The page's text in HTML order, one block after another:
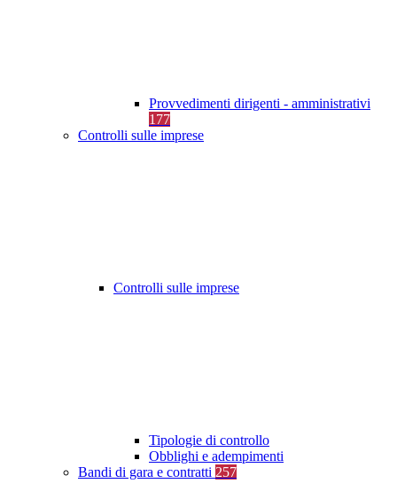
Provvedimenti dirigenti - amministrativi
177
Controlli sulle imprese
Controlli sulle imprese
Tipologie di controllo
Obblighi e adempimenti
Bandi di gara e contratti 257